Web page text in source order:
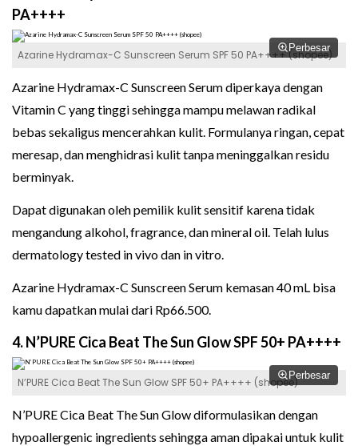
PA++++
Perbesar
Azarine Hydramax-C Sunscreen Serum SPF 50 PA++++ (shopee)
Azarine Hydramax-C Sunscreen Serum diperkaya dengan
Vitamin C yang tinggi sehingga mampu melawan radikal
bebas sekaligus mencerahkan kulit. Formulanya ringan, cepat
meresap, dan menghidrasi kulit tanpa meninggalkan residu
berminyak.
Dapat digunakan oleh pemilik kulit sensitif karena tidak
mengandung alkohol, fragrance, dan mineral oil. Telah lulus
dermatology tested in vivo dan in vitro.
Azarine Hydramax-C Sunscreen Serum kemasan 40 mL bisa
kamu dapatkan mulai dari Rp66.500.
4. N’PURE Cica Beat The Sun Glow SPF 50+ PA++++
Perbesar
N’PURE Cica Beat The Sun Glow SPF 50+ PA++++ (shopee)
N’PURE Cica Beat The Sun Glow diformulasikan dengan
hypoallergenic ingredients sehingga aman dipakai untuk kulit